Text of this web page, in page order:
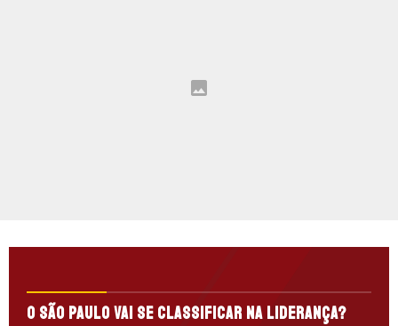
O São Paulo vai se classificar na liderança?